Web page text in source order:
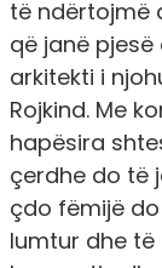
të ndërtojmë
që janë
arkitekti i
Rojkind. Me
hapësira
çerdhe do të
çdo fëmijë
lumtur dhe të